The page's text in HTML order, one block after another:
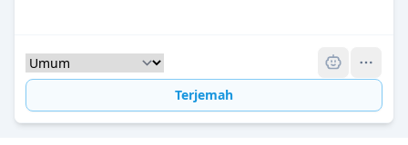
Terjemah